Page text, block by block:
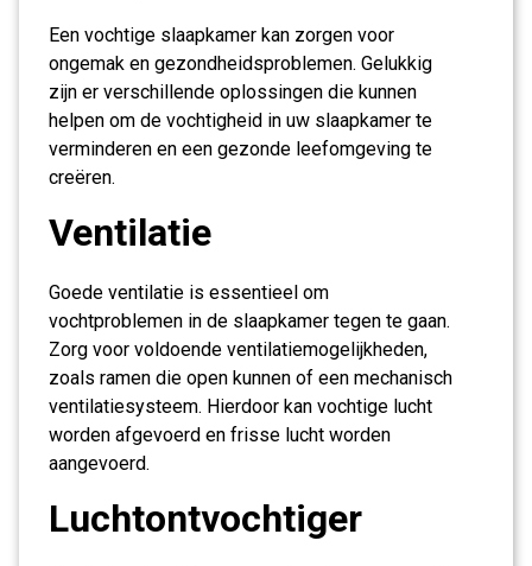
Een vochtige slaapkamer kan zorgen voor
ongemak en gezondheidsproblemen. Gelukkig
zijn er verschillende oplossingen die kunnen
helpen om de vochtigheid in uw slaapkamer te
verminderen en een gezonde leefomgeving te
creëren.
Ventilatie
Goede ventilatie is essentieel om
vochtproblemen in de slaapkamer tegen te gaan.
Zorg voor voldoende ventilatiemogelijkheden,
zoals ramen die open kunnen of een mechanisch
ventilatiesysteem. Hierdoor kan vochtige lucht
worden afgevoerd en frisse lucht worden
aangevoerd.
Luchtontvochtiger